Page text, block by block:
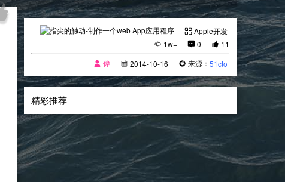
Apple开发
1w+
0
11
偉
2014-10-16 来源：51cto
精彩推荐